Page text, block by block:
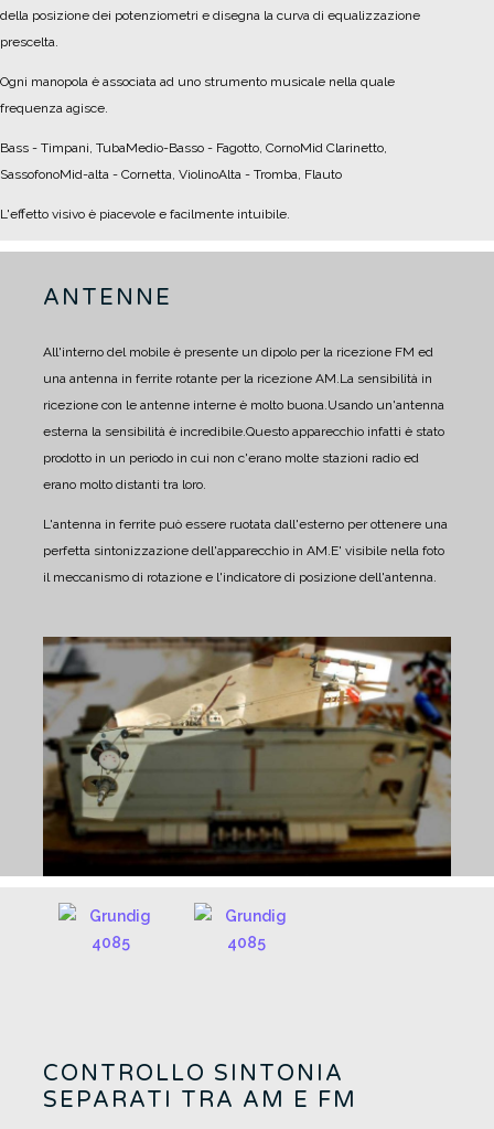
della posizione dei potenziometri e disegna la curva di equalizzazione
prescelta.
Ogni manopola è associata ad uno strumento musicale nella quale
frequenza agisce.
Bass - Timpani, TubaMedio-Basso - Fagotto, CornoMid Clarinetto,
SassofonoMid-alta - Cornetta, ViolinoAlta - Tromba, Flauto
L'effetto visivo è piacevole e facilmente intuibile.
ANTENNE
All'interno del mobile è presente un dipolo per la ricezione FM ed
una antenna in ferrite rotante per la ricezione AM.La sensibilità in
ricezione con le antenne interne è molto buona.Usando un'antenna
esterna la sensibilità è incredibile.Questo apparecchio infatti è stato
prodotto in un periodo in cui non c'erano molte stazioni radio ed
erano molto distanti tra loro.
L'antenna in ferrite può essere ruotata dall'esterno per ottenere una
perfetta sintonizzazione dell'apparecchio in AM.E' visibile nella foto
il meccanismo di rotazione e l'indicatore di posizione dell'antenna.
CONTROLLO SINTONIA
SEPARATI TRA AM E FM